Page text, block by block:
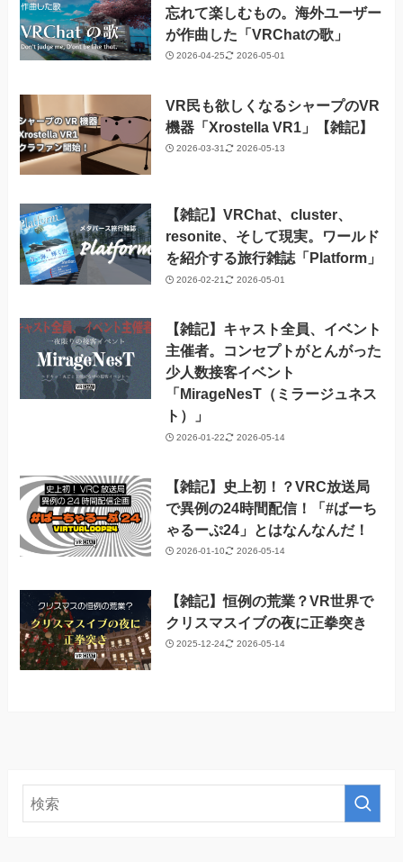
忘れて楽しむもの。海外ユーザー
が作曲した「VRChatの歌」
2026-04-25 2026-05-01
VR民も欲しくなるシャープのVR
機器「Xrostella VR1」【雑記】
2026-03-31 2026-05-13
【雑記】VRChat、cluster、
resonite、そして現実。ワールド
を紹介する旅行雑誌「Platform」
2026-02-21 2026-05-01
【雑記】キャスト全員、イベント
主催者。コンセプトがとんがった
少人数接客イベント
「MirageNesT（ミラージュネス
ト）」
2026-01-22 2026-05-14
【雑記】史上初！？VRC放送局
で異例の24時間配信！「#ばーち
ゃるーぷ24」とはなんなんだ！
2026-01-10 2026-05-14
【雑記】恒例の荒業？VR世界で
クリスマスイブの夜に正拳突き
2025-12-24 2026-05-14